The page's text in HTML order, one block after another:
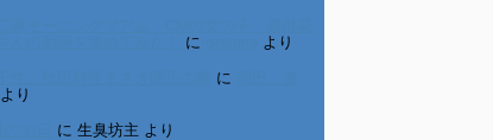
に
より
に
より
に 生臭坊主 より